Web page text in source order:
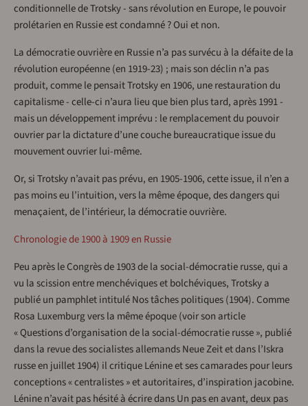
conditionnelle de Trotsky - sans révolution en Europe, le pouvoir
prolétarien en Russie est condamné ? Oui et non.
La démocratie ouvrière en Russie n’a pas survécu à la défaite de la
révolution européenne (en 1919-23) ; mais son déclin n’a pas
produit, comme le pensait Trotsky en 1906, une restauration du
capitalisme - celle-ci n’aura lieu que bien plus tard, après 1991 -
mais un développement imprévu : le remplacement du pouvoir
ouvrier par la dictature d’une couche bureaucratique issue du
mouvement ouvrier lui-même.
Or, si Trotsky n’avait pas prévu, en 1905-1906, cette issue, il n’en a
pas moins eu l’intuition, vers la même époque, des dangers qui
menaçaient, de l’intérieur, la démocratie ouvrière.
Chronologie de 1900 à 1909 en Russie
Peu après le Congrès de 1903 de la social-démocratie russe, qui a
vu la scission entre menchéviques et bolchéviques, Trotsky a
publié un pamphlet intitulé Nos tâches politiques (1904). Comme
Rosa Luxemburg vers la même époque (voir son article
« Questions d’organisation de la social-démocratie russe », publié
dans la revue des socialistes allemands Neue Zeit et dans l’Iskra
russe en juillet 1904) il critique Lénine et ses camarades pour leurs
conceptions « centralistes » et autoritaires, d’inspiration jacobine.
Lénine n’avait pas hésité à écrire dans Un pas en avant, deux pas